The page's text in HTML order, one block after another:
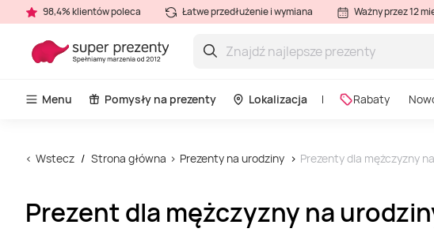
98,4% klientów poleca Łatwe przedłużenie i wymiana Ważny przez 12
Menu Pomysły na prezenty Lokalizacja Rabaty
Wstecz Strona główna Prezenty na urodziny Prezenty dla mężczyzny
Prezent dla mężczyzny na